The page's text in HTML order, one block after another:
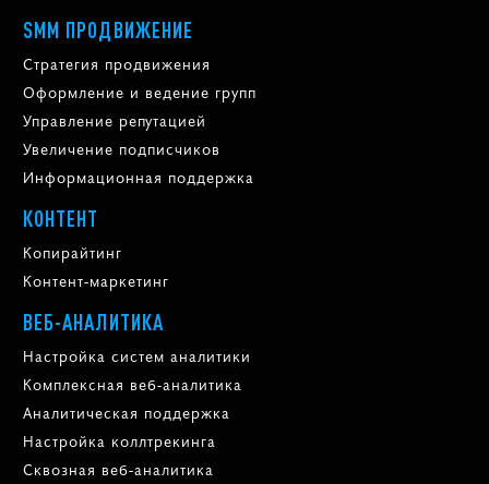
SMM ПРОДВИЖЕНИЕ
Стратегия продвижения
Оформление и ведение групп
Управление репутацией
Увеличение подписчиков
Информационная поддержка
КОНТЕНТ
Копирайтинг
Контент-маркетинг
ВЕБ-АНАЛИТИКА
Настройка систем аналитики
Комплексная веб-аналитика
Аналитическая поддержка
Настройка коллтрекинга
Сквозная веб-аналитика